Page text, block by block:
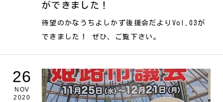
ができました！
待望のかなうちよしかず後援会だよりVol.03が
できました！ ぜひ、ご覧下さい。
26
NOV
2020